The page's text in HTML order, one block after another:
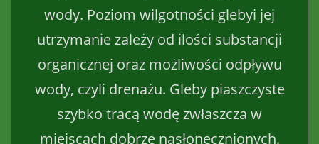
wody. Poziom wilgotności glebyi jej
utrzymanie zależy od ilości substancji
organicznej oraz możliwości odpływu
wody, czyli drenażu. Gleby piaszczyste
szybko tracą wodę zwłaszcza w
miejscach dobrze nasłonecznionych.